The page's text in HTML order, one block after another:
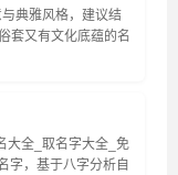
典雅风格，建议结
套又有文化底蕴的名
大全_取名字大全_免
字，基于八字分析自